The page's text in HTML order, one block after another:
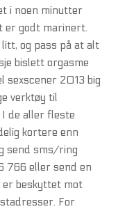
i noen minutter
er godt marinert.
og pass på at alt
bislett orgasme
sexscener 2013 big
verktøy til
I de aller fleste
kortere enn
send sms/ring
766 eller send en
er beskyttet mot
For